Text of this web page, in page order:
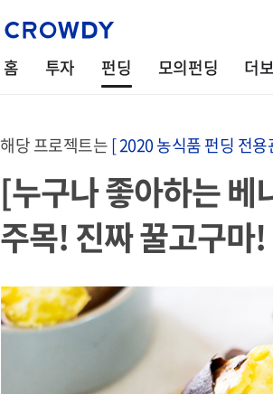
홈 투자 펀딩 모의펀딩 더
해당 프로젝트는[ 2020 농식품 펀딩 전용
[누구나 좋아하는
주목! 진짜 꿀고구마!